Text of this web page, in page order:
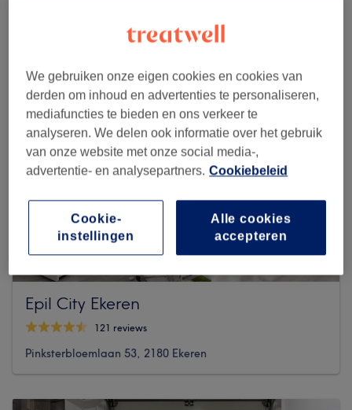
Epil City Ekeren
121 reviews
Pinksterbloemlaan 53, 2180 Ekeren
We gebruiken onze eigen cookies en cookies van
derden om inhoud en advertenties te personaliseren,
mediafuncties te bieden en ons verkeer te
analyseren. We delen ook informatie over het gebruik
van onze website met onze social media-,
advertentie- en analysepartners. Cookiebeleid
Alle cookies
accepteren
Cookie-
instellingen